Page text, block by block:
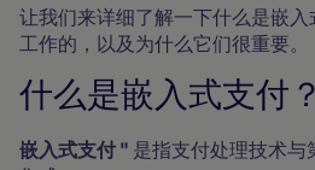
让我们来详细了解一下什么是嵌
工作的，以及为什么它们很重要。
什么是嵌入式支付？
嵌入式支付 " 是指支付处理技术与